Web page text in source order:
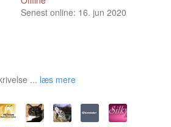
Senest online: 16. jun 2020
... læs mere